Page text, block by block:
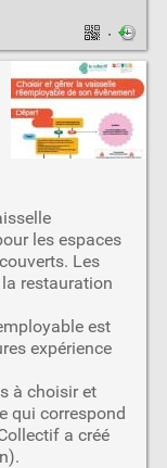
·
les espaces
Les
restauration
est
expérience
à choisir et
qui correspond
a créé